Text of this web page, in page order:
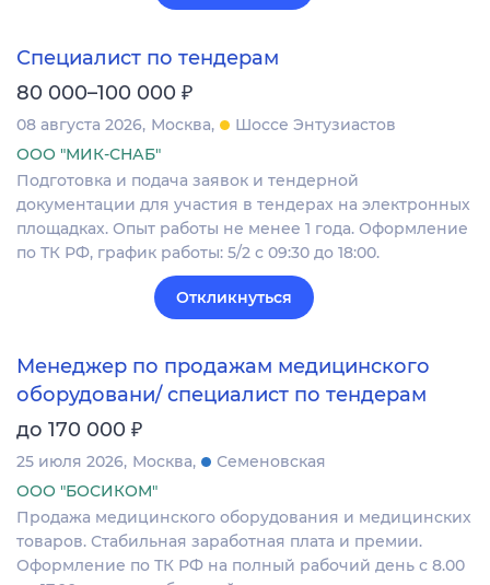
Специалист по тендерам
80 000–100 000 ₽
08 августа 2026 Москва
Шоссе Энтузиастов
ООО "МИК-СНАБ"
Подготовка и подача заявок и тендерной
документации для участия в тендерах на электронных
площадках. Опыт работы не менее 1 года. Оформление
по ТК РФ, график работы: 5/2 с 09:30 до 18:00.
Откликнуться
Менеджер по продажам медицинского
оборудовани/ специалист по тендерам
до 170 000 ₽
25 июля 2026 Москва
Семеновская
ООО "БОСИКОМ"
Продажа медицинского оборудования и медицинских
товаров. Стабильная заработная плата и премии.
Оформление по ТК РФ на полный рабочий день с 8.00